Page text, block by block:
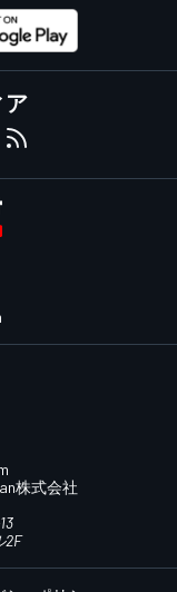
ア
株式会社
2F